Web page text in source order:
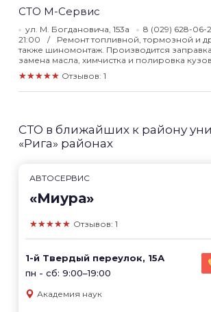
СТО М-Сервис
ул. М. Богдановича, 153а 8 (029) 628-06-
21:00
Ремонт топливной, тормозной и
также шиномонтаж. Производится
замена масла, химчистка и полировка
★★★★★ Отзывов: 1
СТО в ближайших к району
«Рига» районах
АВТОСЕРВИС
«Миура»
★★★★★ Отзывов: 1
1-й Твердый переулок, 15А
пн - сб: 9:00–19:00
Академия наук